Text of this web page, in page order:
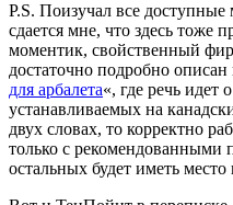
P.S. Поизучал все
сдается мне, что здесь тоже
моментик, свойственный
достаточно подробно описан
для арбалета«, где речь идет
устанавливаемых на
двух словах, то корректно
только с рекомендованными
остальных будет иметь